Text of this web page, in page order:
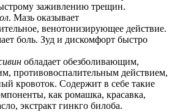
заживлению трещин.
. Мазь оказывает
венотонизирующее действие.
боль. Зуд и дискомфорт быстро
обладает обезболивающим,
противовоспалительным действием,
кровоток. Содержит в себе такие
как ромашка, красавка,
экстракт гинкго билоба.